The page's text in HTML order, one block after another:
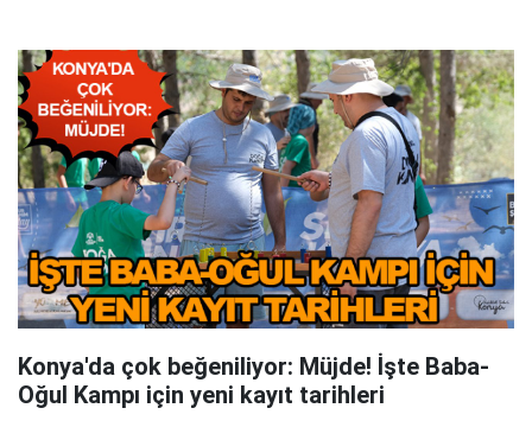
Konya'da çok beğeniliyor: Müjde! İşte Baba-
Oğul Kampı için yeni kayıt tarihleri